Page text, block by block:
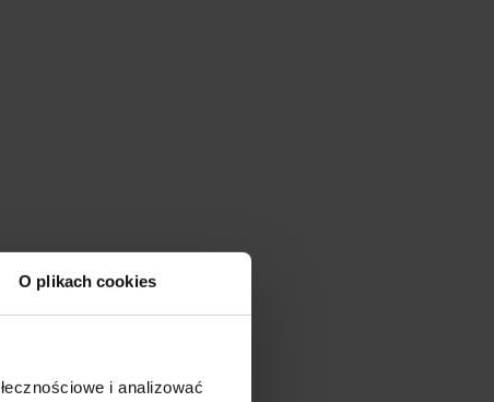
O plikach cookies
i analizować